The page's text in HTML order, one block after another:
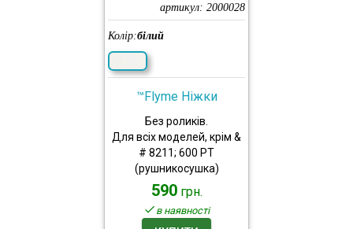
артикул: 2000028
Колір:білий
™Flyme Ніжки
Без роликів.
Для всіх моделей, крім &
# 8211; 600 PT
(рушникосушка)
590 грн.
в наявності